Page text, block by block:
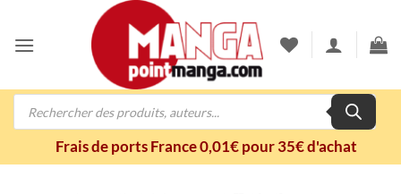
contenu
Recherche
Frais de ports France 0,01€ pour 35€ d'achat